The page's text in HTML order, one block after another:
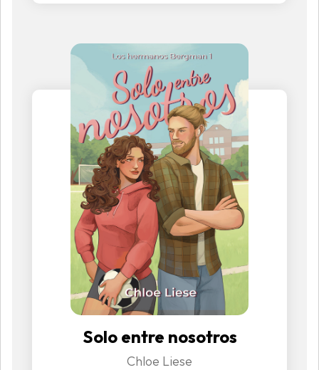
Solo entre nosotros
Chloe Liese